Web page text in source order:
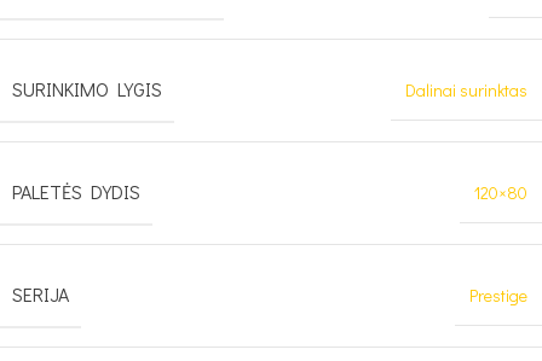
SURINKIMO LYGIS Dalinai surinktas
PALETĖS DYDIS 120×80
SERIJA Prestige